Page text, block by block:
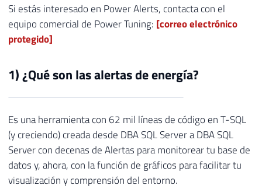
Si estás interesado en Power Alerts, contacta con el
equipo comercial de Power Tuning: [correo electrónico
protegido]
1) ¿Qué son las alertas de energía?
Es una herramienta con 62 mil líneas de código en T-SQL
(y creciendo) creada desde DBA SQL Server a DBA SQL
Server con decenas de Alertas para monitorear tu base de
datos y, ahora, con la función de gráficos para facilitar tu
visualización y comprensión del entorno.